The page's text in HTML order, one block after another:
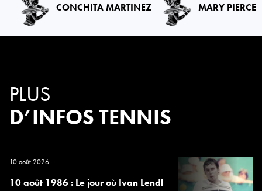
CONCHITA MARTINEZ MARY PIERCE
PLUS
D’INFOS TENNIS
10 août 2026
10 août 1986 : Le jour où Ivan Lendl